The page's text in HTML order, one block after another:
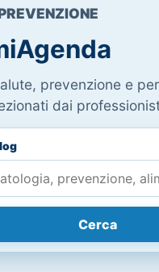
prevenzione e
dai
Cerca